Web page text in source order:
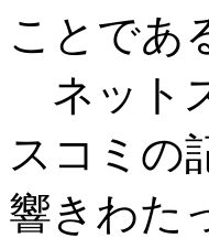
ことであ
ネット
スコミの
響きわた